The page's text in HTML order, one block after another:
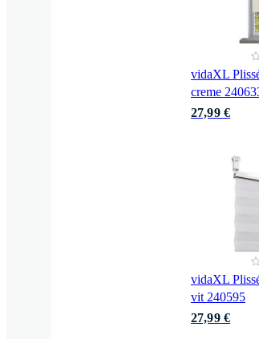
vidaXL
creme
27,99 €
vidaXL
vit 240595
27,99 €